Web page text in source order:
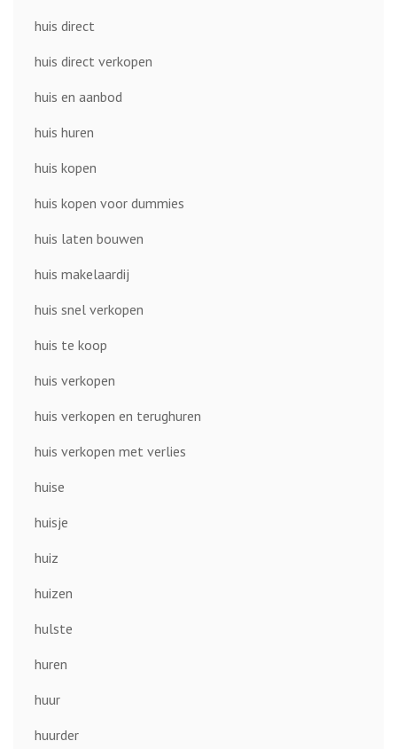
huis direct
huis direct verkopen
huis en aanbod
huis huren
huis kopen
huis kopen voor dummies
huis laten bouwen
huis makelaardij
huis snel verkopen
huis te koop
huis verkopen
huis verkopen en terughuren
huis verkopen met verlies
huise
huisje
huiz
huizen
hulste
huren
huur
huurder